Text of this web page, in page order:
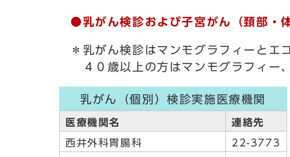
●乳がん検診および子宮がん（頚部・
＊乳がん検診はマンモグラフィーとエ
４０歳以上の方はマンモグラフィー
乳がん（個別）検診実施医療機関
医療機関名 連絡先
西井外科胃腸科 22-3773